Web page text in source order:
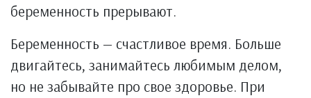
беременность прерывают.
Беременность — счастливое время. Больше
двигайтесь, занимайтесь любимым делом,
но не забывайте про свое здоровье. При